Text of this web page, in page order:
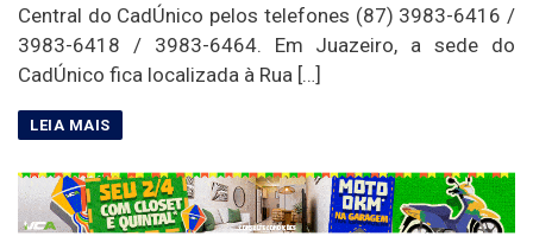
Central do CadÚnico pelos telefones (87) 3983-6416 /
3983-6418 / 3983-6464. Em Juazeiro, a sede do
CadÚnico fica localizada à Rua […]